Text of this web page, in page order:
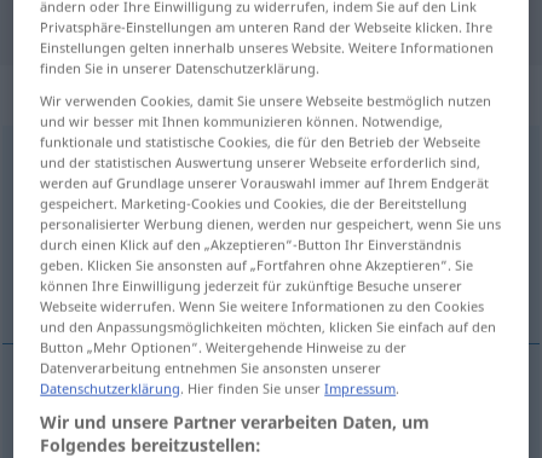
Übersetzung
„Hochstapelei“: Femininum
Hochstapeleif <Hochstapelei;Hochstapeleien>
Übersicht aller Übersetzungen
(Für mehr Details die Übersetzung anklicken/antippen)
estafa
estafa f Hochstapelei
ändern oder Ihre Einwilligung zu widerrufen, indem Sie auf den Link
Privatsphäre-Einstellungen am unteren Rand der Webseite klicken. Ihre
Einstellungen gelten innerhalb unseres Website. Weitere Informationen
finden Sie in unserer Datenschutzerklärung.
Wir verwenden Cookies, damit Sie unsere Webseite bestmöglich nutzen
und wir besser mit Ihnen kommunizieren können. Notwendige,
funktionale und statistische Cookies, die für den Betrieb der Webseite
und der statistischen Auswertung unserer Webseite erforderlich sind,
werden auf Grundlage unserer Vorauswahl immer auf Ihrem Endgerät
gespeichert. Marketing-Cookies und Cookies, die der Bereitstellung
personalisierter Werbung dienen, werden nur gespeichert, wenn Sie uns
durch einen Klick auf den „Akzeptieren“-Button Ihr Einverständnis
geben. Klicken Sie ansonsten auf „Fortfahren ohne Akzeptieren“. Sie
können Ihre Einwilligung jederzeit für zukünftige Besuche unserer
Webseite widerrufen. Wenn Sie weitere Informationen zu den Cookies
und den Anpassungsmöglichkeiten möchten, klicken Sie einfach auf den
Button „Mehr Optionen“. Weitergehende Hinweise zu der
Datenverarbeitung entnehmen Sie ansonsten unserer
Datenschutzerklärung. Hier finden Sie unserImpressum.
Wir und unsere Partner verarbeiten Daten, um
Folgendes bereitzustellen: